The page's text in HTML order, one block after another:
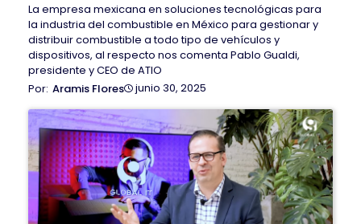
La empresa mexicana en soluciones tecnológicas para
la industria del combustible en México para gestionar y
distribuir combustible a todo tipo de vehículos y
dispositivos, al respecto nos comenta Pablo Gualdi,
presidente y CEO de ATIO
Aramis Flores
junio 30, 2025